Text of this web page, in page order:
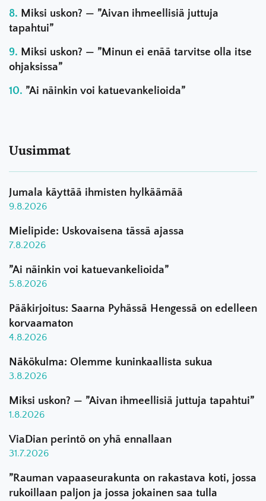
Miksi uskon? — ”Aivan ihmeellisiä juttuja
tapahtui”
Miksi uskon? — ”Minun ei enää tarvitse olla itse
ohjaksissa”
”Ai näinkin voi katuevankelioida”
Uusimmat
Jumala käyttää ihmisten hylkäämää
9.8.2026
Mielipide: Uskovaisena tässä ajassa
7.8.2026
”Ai näinkin voi katuevankelioida”
5.8.2026
Pääkirjoitus: Saarna Pyhässä Hengessä on edelleen
korvaamaton
4.8.2026
Näkökulma: Olemme kuninkaallista sukua
3.8.2026
Miksi uskon? — ”Aivan ihmeellisiä juttuja tapahtui”
1.8.2026
ViaDian perintö on yhä ennallaan
31.7.2026
”Rauman vapaaseurakunta on rakastava koti, jossa
rukoillaan paljon ja jossa jokainen saa tulla